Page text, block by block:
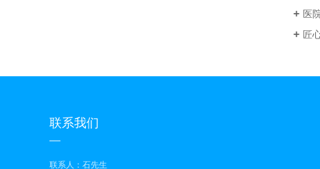
医
匠心筑
联系我们
联系人：石先生